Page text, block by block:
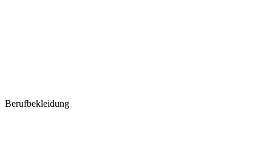
Berufbekleidung